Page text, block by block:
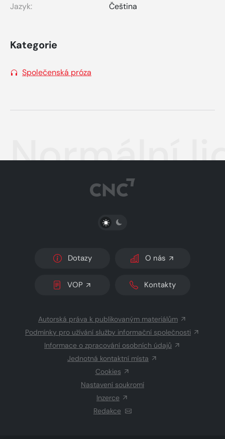
Jazyk:
Čeština
Kategorie
Společenská próza
Normální
PŘEPNOUT SVĚTLÝ/TMAVÝ REŽIM
Dotazy O nás
VOP Kontakty
Autorská práva k publikovaným materiálům
Podmínky pro užívání služby informační společnosti
Informace o zpracování osobních údajů
Jednotná kontaktní místa
Cookies
Nastavení soukromí
Inzerce
Redakce